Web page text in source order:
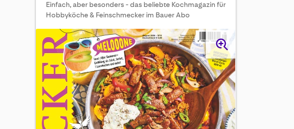
Einfach, aber besonders - das beliebte Kochmagazin für
Hobbyköche & Feinschmecker im Bauer Abo
to
the
end
the
images
gallery